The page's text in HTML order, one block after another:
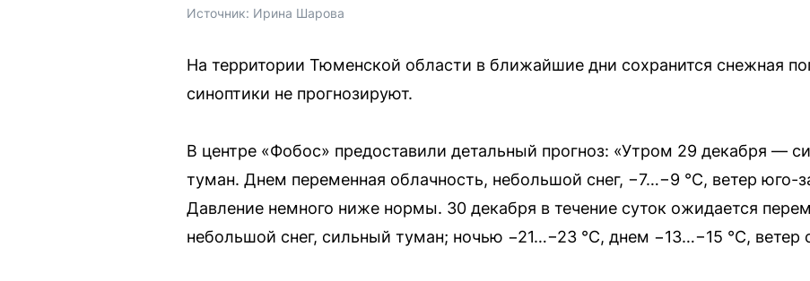
Источник: Ирина Шарова
На территории Тюменской области в ближайшие дни сохранится снежная
синоптики не прогнозируют.
В центре «Фобос» предоставили детальный прогноз: «Утром 29 декабря —
туман. Днем переменная облачность, небольшой снег, −7…−9 °C, ветер юго-
Давление немного ниже нормы. 30 декабря в течение суток ожидается
небольшой снег, сильный туман; ночью −21…−23 °C, днем −13…−15 °C,